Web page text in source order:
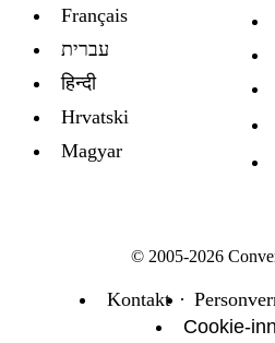
Français
עברית
हिन्दी
Hrvatski
Magyar
© 2005-2026
Kontakt
Cookie-